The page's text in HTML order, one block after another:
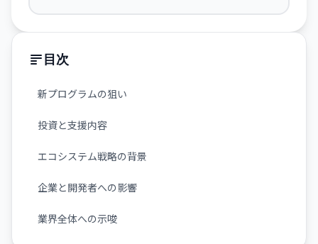
目次
新プログラムの狙い
投資と支援内容
エコシステム戦略の背景
企業と開発者への影響
業界全体への示唆